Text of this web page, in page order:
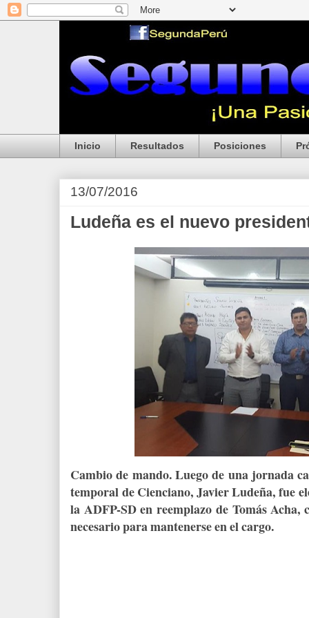
Inicio Resultados Posiciones
13/07/2016
Ludeña es el nuevo
Cambio de mando. Luego de una jornada
temporal de Cienciano, Javier Ludeña, fue
la ADFP-SD en reemplazo de Tomás
necesario para mantenerse en el cargo.